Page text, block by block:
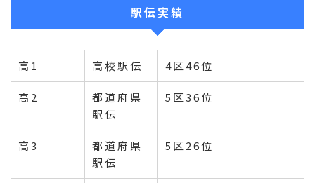
駅伝実績
高1 高校駅伝 4区46位
高2
都道府県
駅伝
5区36位
高3
都道府県
駅伝
5区26位